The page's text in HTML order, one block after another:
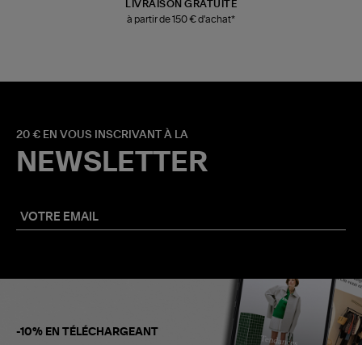
LIVRAISON GRATUITE
à partir de 150 € d'achat*
20 € EN VOUS INSCRIVANT À LA
NEWSLETTER
-10% EN TÉLÉCHARGEANT